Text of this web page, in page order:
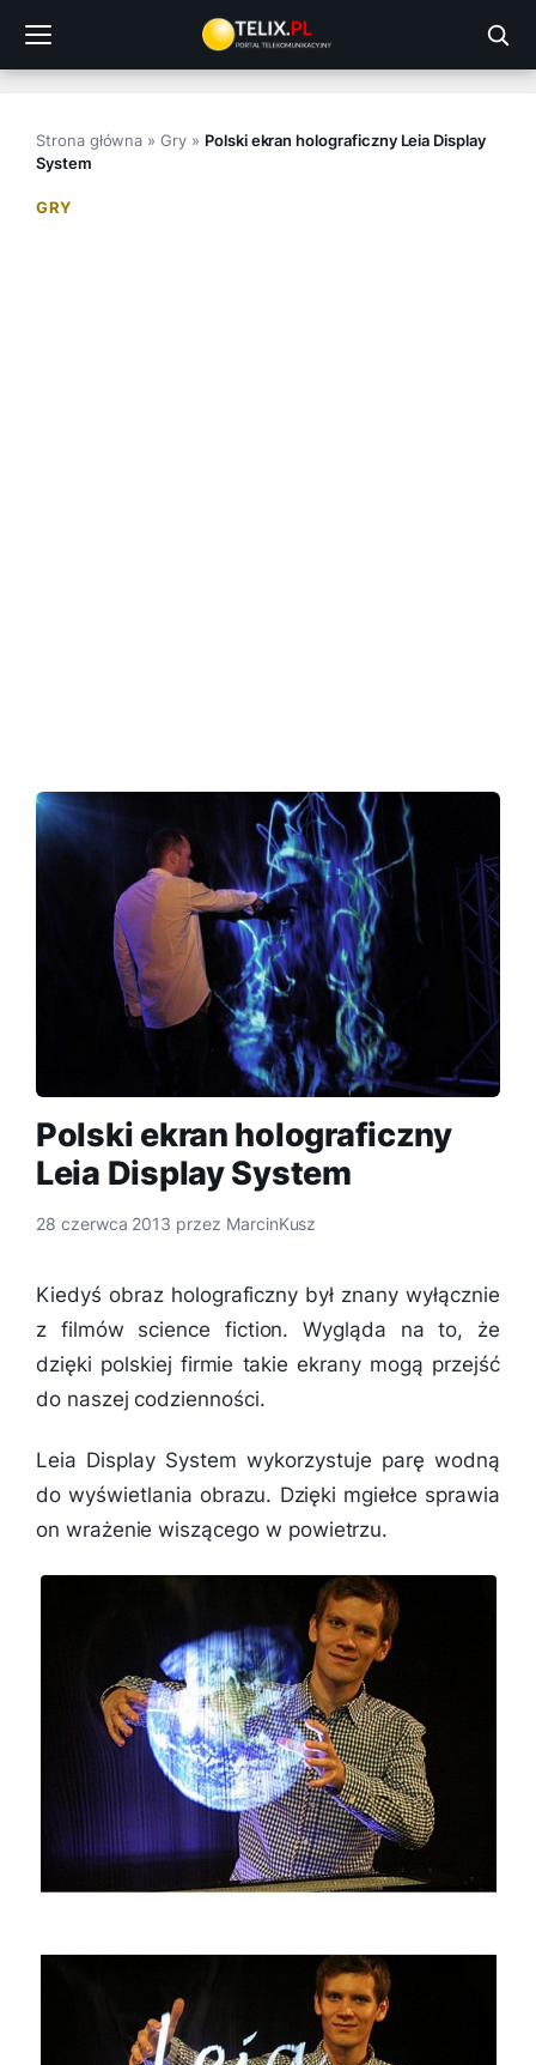
treści
Strona główna »Gry » Polski ekran holograficzny Leia Display
System
GRY
Polski ekran holograficzny
Leia Display System
28 czerwca 2013 przez MarcinKusz
Kiedyś obraz holograficzny był znany wyłącznie
z filmów science fiction. Wygląda na to, że
dzięki polskiej firmie takie ekrany mogą przejść
do naszej codzienności.
Leia Display System wykorzystuje parę wodną
do wyświetlania obrazu. Dzięki mgiełce sprawia
on wrażenie wiszącego w powietrzu.